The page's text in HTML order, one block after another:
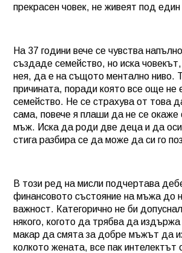
прекрасен човек, не живеят под един
На 37 години вече се чувства
създаде семейство, но иска
нея, да е на същото ментално ниво.
причината, поради която все още не
семейство. Не се страхува от това
сама, повече я плаши да не се
мъж. Иска да роди две деца и да
стига разбира се да може да си го
В този ред на мисли подчертава
финансовото състояние на мъжа до
важност. Категорично не би
някого, когото да трябва да
макар да смята за добре мъжът да
колкото жената, все пак интелектът